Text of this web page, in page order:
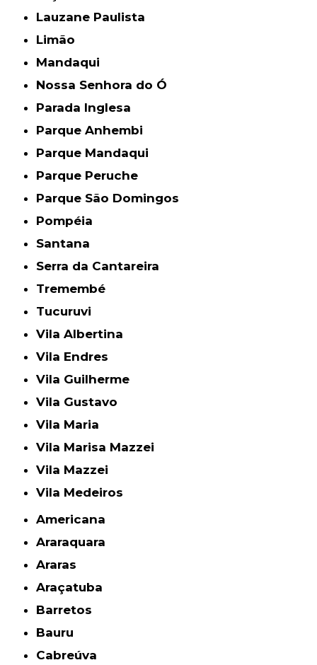
Lauzane Paulista
Limão
Mandaqui
Nossa Senhora do Ó
Parada Inglesa
Parque Anhembi
Parque Mandaqui
Parque Peruche
Parque São Domingos
Pompéia
Santana
Serra da Cantareira
Tremembé
Tucuruvi
Vila Albertina
Vila Endres
Vila Guilherme
Vila Gustavo
Vila Maria
Vila Marisa Mazzei
Vila Mazzei
Vila Medeiros
Americana
Araraquara
Araras
Araçatuba
Barretos
Bauru
Cabreúva